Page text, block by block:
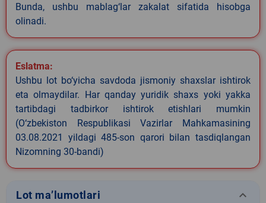
Bunda, ushbu mablag‘lar zakalat sifatida hisobga
olinadi.
Eslatma:
Ushbu lot bo‘yicha savdoda jismoniy shaxslar ishtirok
eta olmaydilar. Har qanday yuridik shaxs yoki yakka
tartibdagi tadbirkor ishtirok etishlari mumkin
(O‘zbekiston Respublikasi Vazirlar Mahkamasining
03.08.2021 yildagi 485-son qarori bilan tasdiqlangan
Nizomning 30-bandi)
Lot ma’lumotlari keyboard_arrow_down